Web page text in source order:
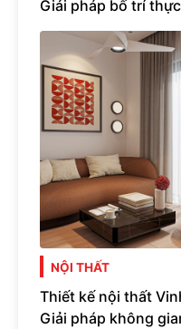
Giải pháp bố trí
NỘI THẤT
Thiết kế nội thất
Giải pháp không